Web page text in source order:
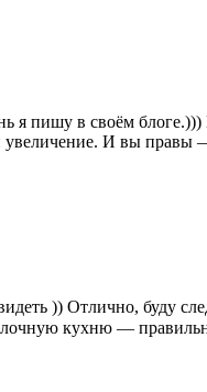
я пишу в своём
И вы правы
)) Отлично, буду
кухню —